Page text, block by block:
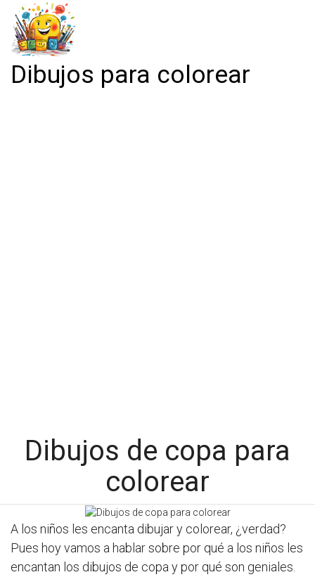
Dibujos para colorear
Dibujos de copa para
colorear
A los niños les encanta dibujar y colorear, ¿verdad?
Pues hoy vamos a hablar sobre por qué a los niños les
encantan los dibujos de copa y por qué son geniales.